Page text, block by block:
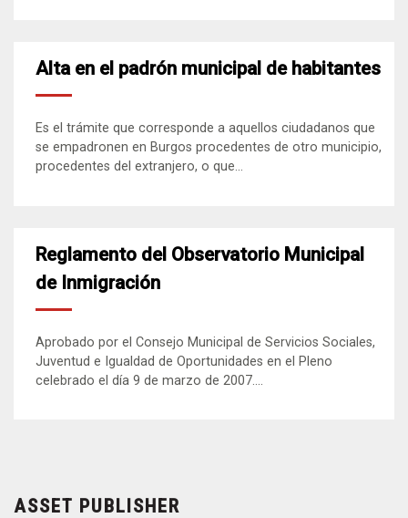
Alta en el padrón municipal de habitantes
Es el trámite que corresponde a aquellos ciudadanos que
se empadronen en Burgos procedentes de otro municipio,
procedentes del extranjero, o que...
Reglamento del Observatorio Municipal
de Inmigración
Aprobado por el Consejo Municipal de Servicios Sociales,
Juventud e Igualdad de Oportunidades en el Pleno
celebrado el día 9 de marzo de 2007....
ASSET PUBLISHER